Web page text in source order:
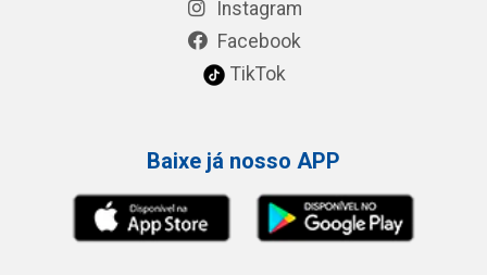
Instagram
Facebook
TikTok
Baixe já nosso APP